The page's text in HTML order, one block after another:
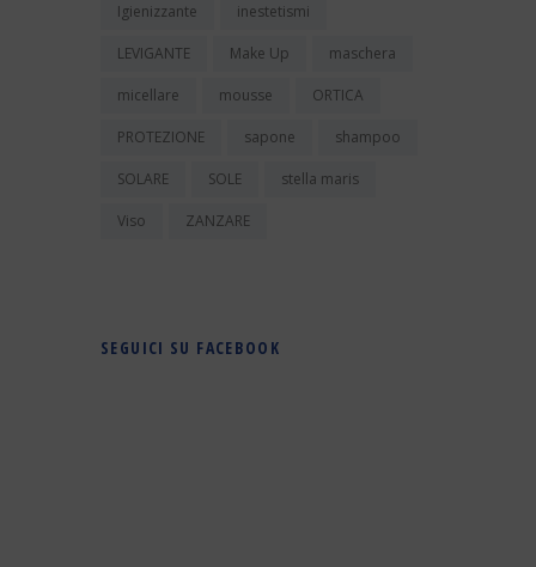
Igienizzante inestetismi
LEVIGANTE Make Up maschera
micellare mousse ORTICA
PROTEZIONE sapone shampoo
SOLARE SOLE stella maris
Viso ZANZARE
SEGUICI SU FACEBOOK